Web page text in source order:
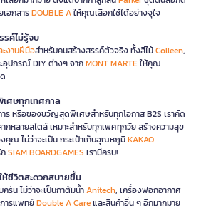
อกสารDOUBLE Aให้คุณเลือกใช้ได้อย่างจุใจ
รค์ไม่รู้จบ
งานฝีมือสำหรับคนสร้างสรรค์ตัวจริง ทั้งสีไม้Colleen,
อุปกรณ์ DIY ต่างๆ จากMONT MARTEให้คุณ
ศษทุกเทศกาล
ร หรือของขวัญสุดพิเศษสำหรับทุกโอกาส B2S เราคัด
กหลายสไตล์ เหมาะสำหรับทุกเพศทุกวัย สร้างความสุข
ณ ไม่ว่าจะเป็น กระเป๋าเก็บอุณหภูมิKAKAO
SIAM BOARDGAMES เรามีครบ!
ห้ชีวิตสะดวกสบายขึ้น
ครัน ไม่ว่าจะเป็นกาต้มน้ำAnitech, เครื่องฟอกอากาศ
ารแพทย์Double A Careและสินค้าอื่น ๆ อีกมากมาย